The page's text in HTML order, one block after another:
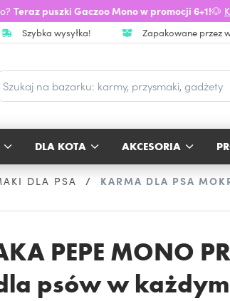
Teraz puszki Gaczoo Mono w promocji 6+1!🐶
Szybka wysyłka! Zapakowane przez
DLA KOTA AKCESORIA
DLA PSA KARMA DLA PSA
PEPE MONO
psów w